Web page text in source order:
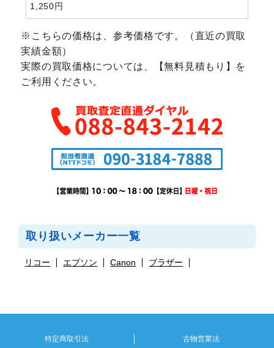
1,250円
※こちらの価格は、参考価格です。（直近の買取
実績金額）
実際の買取価格については、【無料見積もり】を
ご利用ください。
取り扱いメーカー一覧
リコー エプソン Canon ブラザー
特定商取引法 古物営業法